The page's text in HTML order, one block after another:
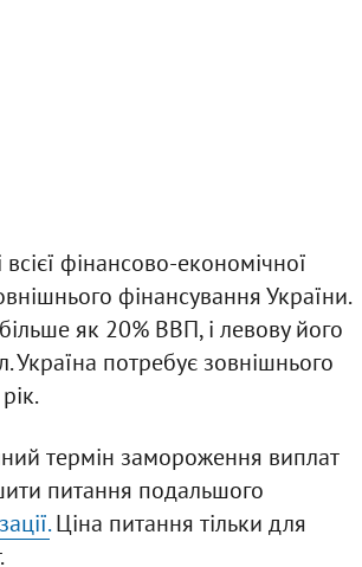
фінансово-економічної
фінансування України.
як 20% ВВП, і левову його
Україна потребує зовнішнього
термін замороження виплат
питання подальшого
Ціна питання тільки для